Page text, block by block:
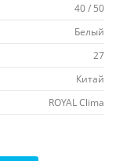
40 / 50
Белый
27
Китай
ROYAL Clima